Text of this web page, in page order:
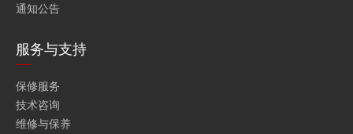
通知公告
服务与支持
保修服务
技术咨询
维修与保养